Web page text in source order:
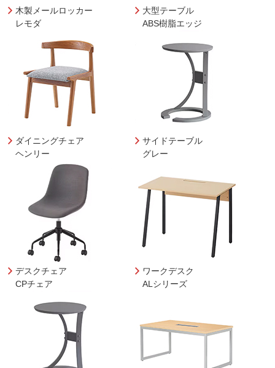
木製メールロッカー
レモダ
大型テーブル
ABS樹脂エッジ
ダイニングチェア
ヘンリー
サイドテーブル
グレー
デスクチェア
CPチェア
ワークデスク
ALシリーズ